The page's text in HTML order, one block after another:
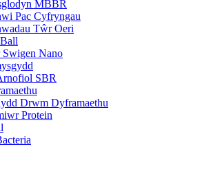
MBBR
Pac Cyfryngau
Tŵr Oeri
Swigen Nano
SBR
Drwm Dyframaethu
Protein